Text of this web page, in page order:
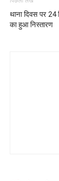
थाना दिवस पर 24
का हुआ निस्तारण